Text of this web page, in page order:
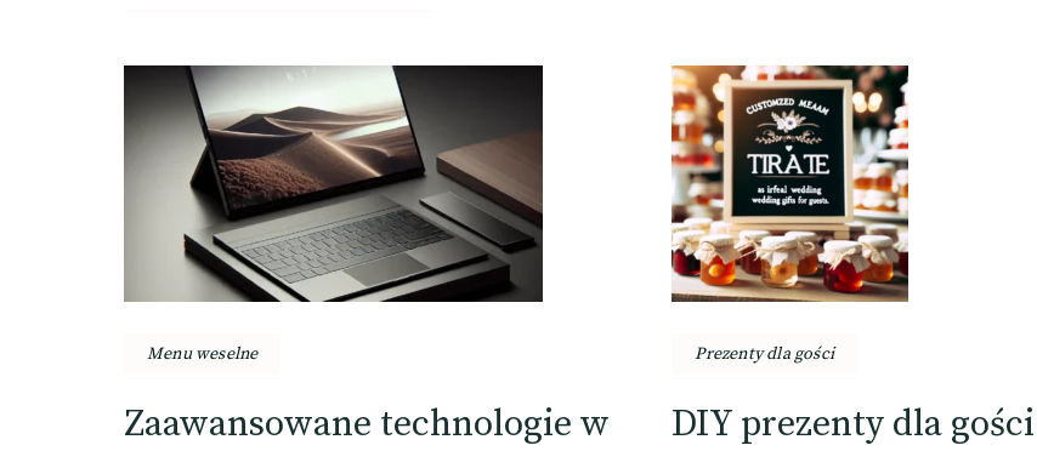
Menu weselne
Zaawansowane technologie w
Prezenty dla gości
DIY prezenty dla gości